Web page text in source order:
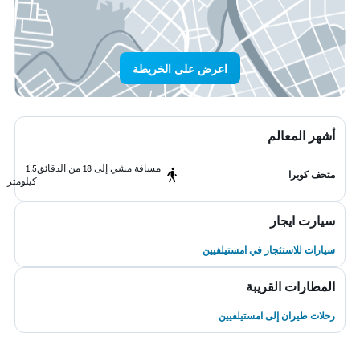
اعرض على الخريطة
أشهر المعالم
متحف كوبرا
مسافة مشي إلى 18 من الدقائق
1.5
كيلومتر
سيارت ايجار
سيارات للاستئجار في امستيلفيين
المطارات القريبة
رحلات طيران إلى امستيلفيين